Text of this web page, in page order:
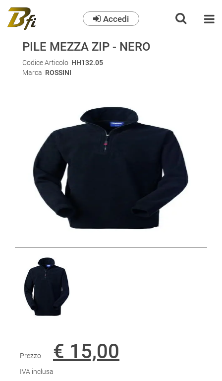
Accedi
PILE MEZZA ZIP - NERO
Codice Articolo HH132.05
Marca ROSSINI
Prezzo € 15,00
IVA inclusa